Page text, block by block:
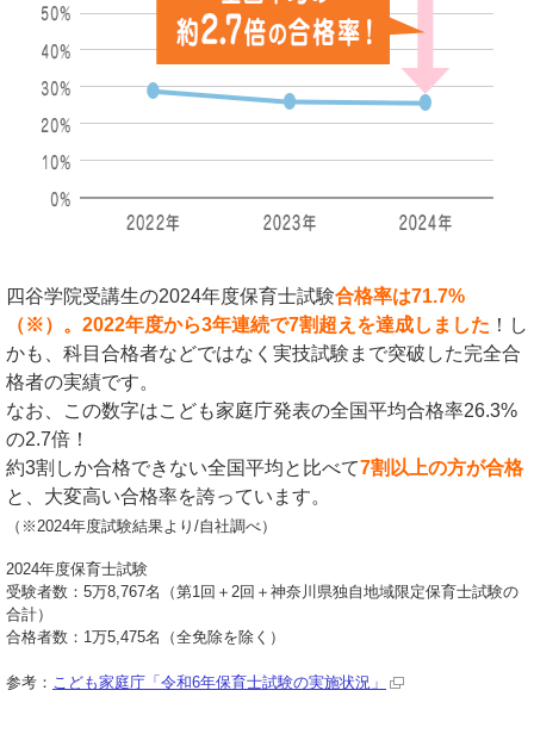
四谷学院受講生の2024年度保育士試験合格率は71.7%
（※）。2022年度から3年連続で7割超えを達成しました ！し
かも、科目合格者などではなく実技試験まで突破した完全合
格者の実績です。
なお、この数字はこども家庭庁発表の全国平均合格率26.3%
の2.7倍！
約3割しか合格できない全国平均と比べて7割以上の方が合格
と、大変高い合格率を誇っています。
（※2024年度試験結果より/自社調べ）
2024年度保育士試験
受験者数：5万8,767名（第1回＋2回＋神奈川県独自地域限定保育士試験の
合計）
合格者数：1万5,475名（全免除を除く）
参考： こども家庭庁「令和6年保育士試験の実施状況」